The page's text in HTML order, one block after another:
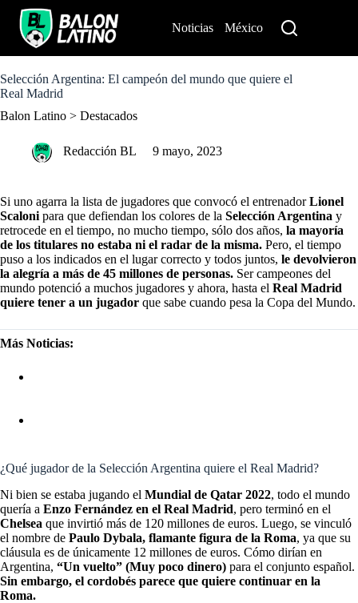
o
c
n
Noticias México
Selección Argentina: El campeón del mundo que quiere el
Real Madrid
Balon Latino > Destacados
Redacción BL 9 mayo, 2023
Si uno agarra la lista de jugadores que convocó el entrenadorLionel
Scaloni para que defiendan los colores de la Selección Argentina y
retrocede en el tiempo, no mucho tiempo, sólo dos años, la mayoría
de los titulares no estaba ni el radar de la misma. Pero, el tiempo
puso a los indicados en el lugar correcto y todos juntos, le devolvieron
la alegría a más de 45 millones de personas. Ser campeones del
mundo potenció a muchos jugadores y ahora, hasta el Real Madrid
quiere tener a un jugador que sabe cuando pesa la Copa del Mundo.
Más Noticias:
¿Qué jugador de la Selección Argentina quiere el Real Madrid?
Ni bien se estaba jugando el Mundial de Qatar 2022, todo el mundo
quería a Enzo Fernández en el Real Madrid, pero terminó en el
Chelsea que invirtió más de 120 millones de euros. Luego, se vinculó
el nombre de Paulo Dybala, flamante figura de la Roma, ya que su
cláusula es de únicamente 12 millones de euros. Cómo dirían en
Argentina, “Un vuelto” (Muy poco dinero) para el conjunto español.
Sin embargo, el cordobés parece que quiere continuar en la
Roma.